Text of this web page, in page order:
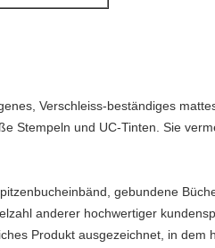
Verschleiss-beständiges
Stempeln und UC-Tinten. Sie
gebundene
anderer hochwertiger
Produkt ausgezeichnet, in dem